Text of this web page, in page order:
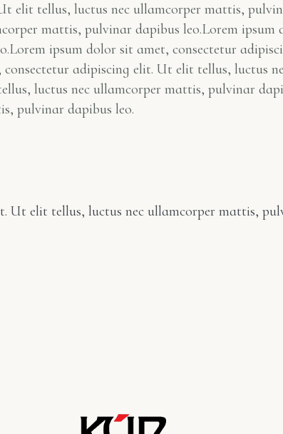
elit tellus, luctus nec ullamcorper mattis,
mattis, pulvinar dapibus leo.Lorem
ipsum dolor sit amet, consectetur
adipiscing elit. Ut elit tellus, luctus
luctus nec ullamcorper mattis, pulvinar
pulvinar dapibus leo.
Ut elit tellus, luctus nec ullamcorper mattis,